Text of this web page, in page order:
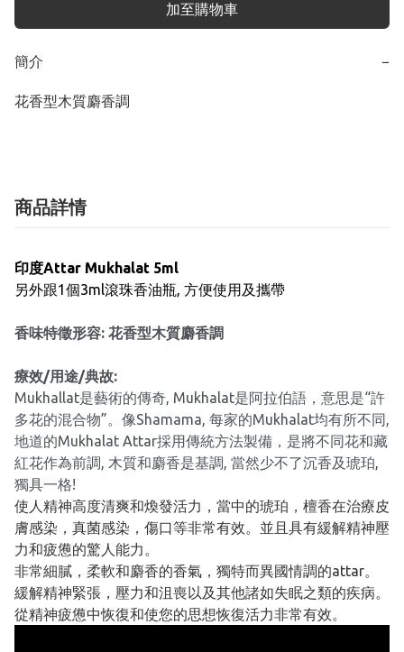
加至購物車
簡介 −
花香型木質麝香調
商品詳情
印度Attar Mukhalat 5ml
另外跟1個3ml滾珠香油瓶, 方便使用及攜帶
香味特徵形容: 花香型木質麝香調
療效/用途/典故:
Mukhallat是藝術的傳奇, Mukhalat是阿拉伯語，意思是“許
多花的混合物”。像Shamama, 每家的Mukhalat均有所不同,
地道的Mukhalat Attar採用傳統方法製備，是將不同花和藏
紅花作為前調, 木質和麝香是基調, 當然少不了沉香及琥珀,
獨具一格!
使人精神高度清爽和煥發活力，當中的琥珀，檀香在治療皮
膚感染，真菌感染，傷口等非常有效。並且具有緩解精神壓
力和疲憊的驚人能力。
非常細膩，柔軟和麝香的香氣，獨特而異國情調的attar。
緩解精神緊張，壓力和沮喪以及其他諸如失眠之類的疾病。
從精神疲憊中恢復和使您的思想恢復活力非常有效。